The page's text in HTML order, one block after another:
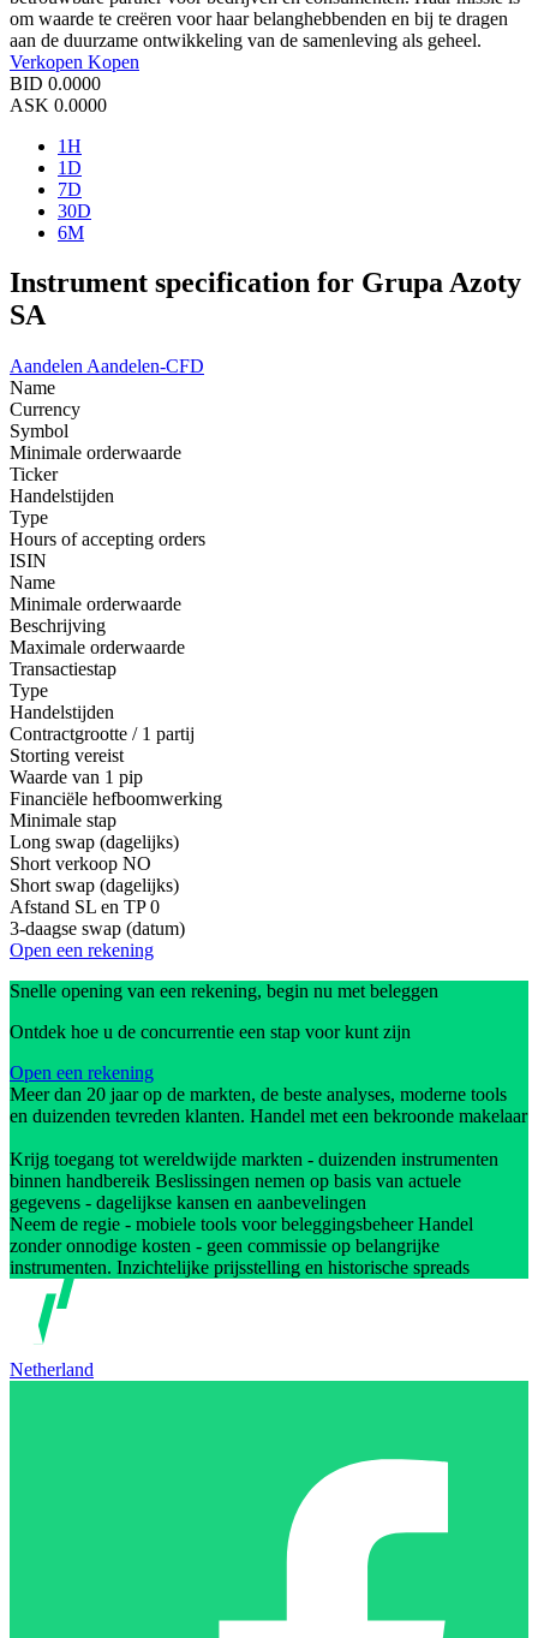
om waarde te creëren voor haar belanghebbenden en bij te dragen
aan de duurzame ontwikkeling van de samenleving als geheel.
Verkopen Kopen
BID 0.0000
ASK 0.0000
1H
1D
7D
30D
6M
Instrument specification for Grupa Azoty
SA
Aandelen Aandelen-CFD
Name
Currency
Symbol
Minimale orderwaarde
Ticker
Handelstijden
Type
Hours of accepting orders
ISIN
Name
Minimale orderwaarde
Beschrijving
Maximale orderwaarde
Transactiestap
Type
Handelstijden
Contractgrootte / 1 partij
Storting vereist
Waarde van 1 pip
Financiële hefboomwerking
Minimale stap
Long swap (dagelijks)
Short verkoop NO
Short swap (dagelijks)
Afstand SL en TP 0
3-daagse swap (datum)
Open een rekening
Snelle opening van een rekening, begin nu met beleggen
Ontdek hoe u de concurrentie een stap voor kunt zijn
Open een rekening
Meer dan 20 jaar op de markten, de beste analyses, moderne tools
en duizenden tevreden klanten. Handel met een bekroonde makelaar
Krijg toegang tot wereldwijde markten - duizenden instrumenten
binnen handbereik Beslissingen nemen op basis van actuele
gegevens - dagelijkse kansen en aanbevelingen
Neem de regie - mobiele tools voor beleggingsbeheer Handel
zonder onnodige kosten - geen commissie op belangrijke
instrumenten. Inzichtelijke prijsstelling en historische spreads
Netherland